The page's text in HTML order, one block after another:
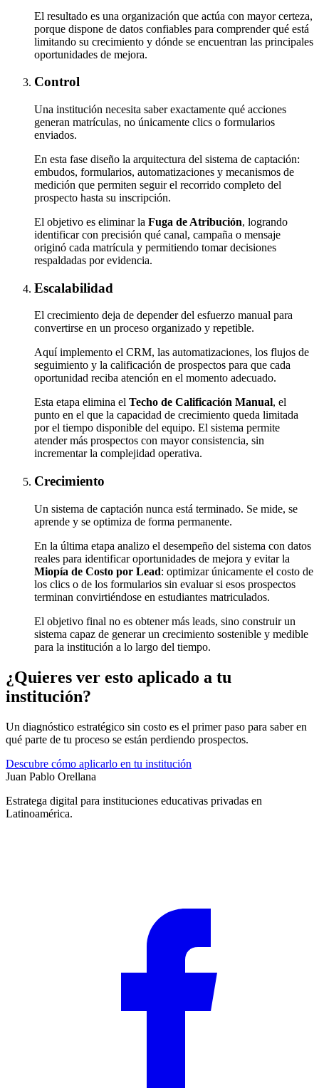
El resultado es una organización que actúa con mayor certeza,
porque dispone de datos confiables para comprender qué está
limitando su crecimiento y dónde se encuentran las principales
oportunidades de mejora.
Control
Una institución necesita saber exactamente qué acciones
generan matrículas, no únicamente clics o formularios
enviados.
En esta fase diseño la arquitectura del sistema de captación:
embudos, formularios, automatizaciones y mecanismos de
medición que permiten seguir el recorrido completo del
prospecto hasta su inscripción.
El objetivo es eliminar la Fuga de Atribución, logrando
identificar con precisión qué canal, campaña o mensaje
originó cada matrícula y permitiendo tomar decisiones
respaldadas por evidencia.
Escalabilidad
El crecimiento deja de depender del esfuerzo manual para
convertirse en un proceso organizado y repetible.
Aquí implemento el CRM, las automatizaciones, los flujos de
seguimiento y la calificación de prospectos para que cada
oportunidad reciba atención en el momento adecuado.
Esta etapa elimina el Techo de Calificación Manual, el
punto en el que la capacidad de crecimiento queda limitada
por el tiempo disponible del equipo. El sistema permite
atender más prospectos con mayor consistencia, sin
incrementar la complejidad operativa.
Crecimiento
Un sistema de captación nunca está terminado. Se mide, se
aprende y se optimiza de forma permanente.
En la última etapa analizo el desempeño del sistema con datos
reales para identificar oportunidades de mejora y evitar la
Miopía de Costo por Lead: optimizar únicamente el costo de
los clics o de los formularios sin evaluar si esos prospectos
terminan convirtiéndose en estudiantes matriculados.
El objetivo final no es obtener más leads, sino construir un
sistema capaz de generar un crecimiento sostenible y medible
para la institución a lo largo del tiempo.
¿Quieres ver esto aplicado a tu
institución?
Un diagnóstico estratégico sin costo es el primer paso para saber en
qué parte de tu proceso se están perdiendo prospectos.
Descubre cómo aplicarlo en tu institución
Juan Pablo Orellana
Estratega digital para instituciones educativas privadas en
Latinoamérica.